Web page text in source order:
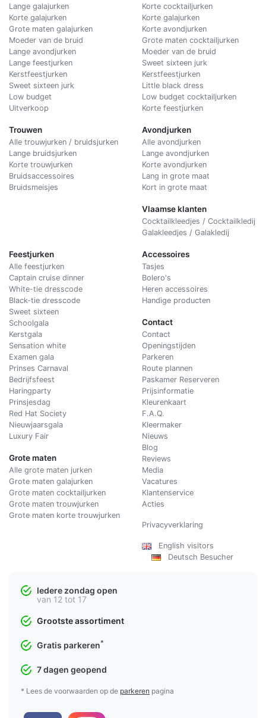
Lange galajurken
Korte galajurken
Grote maten galajurken
Moeder van de bruid
Lange avondjurken
Lange feestjurken
Kerstfeestjurken
Sweet sixteen jurk
Low budget
Uitverkoop
Trouwen
Alle trouwjurken / bruidsjurken
Lange bruidsjurken
Korte trouwjurken
Bruidsaccessoires
Bruidsmeisjes
Korte cocktailjurken
Korte galajurken
Korte avondjurken
Grote maten cocktailjurken
Moeder van de bruid
Sweet sixteen jurk
Kerstfeestjurken
Little black dress
Low budget cocktailjurken
Korte feestjurken
Avondjurken
Alle avondjurken
Lange avondjurken
Korte avondjurken
Lang in grote maat
Kort in grote maat
Vlaamse klanten
Cocktailkleedjes / Cocktailkledij
Galakleedjes / Galakledij
Feestjurken
Alle feestjurken
Captain cruise dinner
White-tie dresscode
Black-tie dresscode
Sweet sixteen
Schoolgala
Kerstgala
Sensation white
Examen gala
Prinses Carnaval
Bedrijfsfeest
Haringparty
Prinsjesdag
Red Hat Society
Nieuwjaarsgala
Luxury Fair
Grote maten
Alle grote maten jurken
Grote maten galajurken
Grote maten cocktailjurken
Grote maten trouwjurken
Grote maten korte trouwjurken
Accessoires
Tasjes
Bolero's
Heren accessoires
Handige producten
Contact
Contact
Openingstijden
Parkeren
Route plannen
Paskamer Reserveren
Prijsinformatie
Kleurenkaart
F.A.Q.
Kleermaker
Nieuws
Blog
Reviews
Media
Vacatures
Klantenservice
Acties
Privacyverklaring
English visitors
Deutsch Besucher
Iedere zondag open
van 12 tot 17
Grootste assortiment
Gratis parkeren*
7 dagen geopend
* Lees de voorwaarden op de parkeren pagina